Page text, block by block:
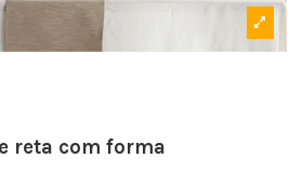
reta com forma